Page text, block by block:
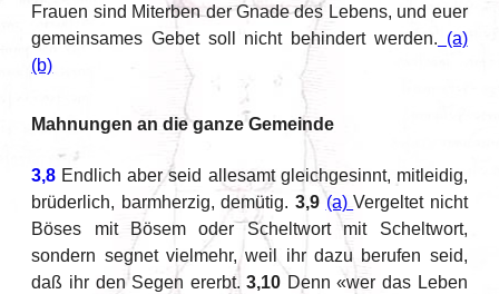
Frauen sind Miterben der Gnade des Lebens, und euer
gemeinsames Gebet soll nicht behindert werden. (a)
(b)
Mahnungen an die ganze Gemeinde
3,8 Endlich aber seid allesamt gleichgesinnt, mitleidig,
brüderlich, barmherzig, demütig. 3,9 (a)Vergeltet nicht
Böses mit Bösem oder Scheltwort mit Scheltwort,
sondern segnet vielmehr, weil ihr dazu berufen seid,
daß ihr den Segen ererbt.3,10 Denn «wer das Leben